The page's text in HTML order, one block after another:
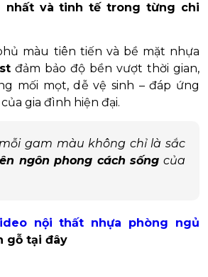
nhất và tinh tế trong từng chi
màu tiên tiến và bề mặt nhựa
đảm bảo độ bền vượt thời gian,
mối mọt, dễ vệ sinh – đáp ứng
gia đình hiện đại.
gam màu không chỉ là sắc
ngôn phong cách sống của
nội thất nhựa phòng ngủ
gỗ tại đây